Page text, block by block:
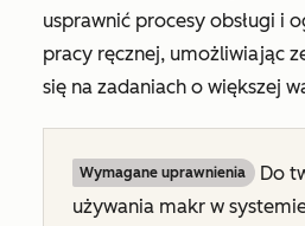
usprawnić procesy obsługi i
pracy ręcznej, umożliwiając
się na zadaniach o większej
Wymagane uprawnienia
Do
używania makr w